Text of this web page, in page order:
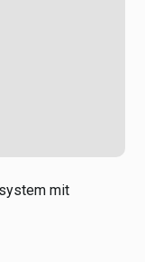
mit